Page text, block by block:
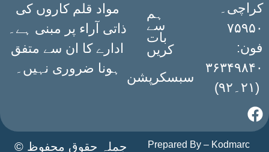
کراچی۔
۷۵۹۵۰
فون:
(۲۱۔۹۲)
ہم
سے
بات
کریں
سبسکرپشن
مواد قلم کاروں کی
ذاتی آراء پر مبنی ہے۔
ادارے کا ان سے متفق
ہونا ضروری نہیں۔
Prepared By – Kodmarc جملہ حقوق محفوظ ©